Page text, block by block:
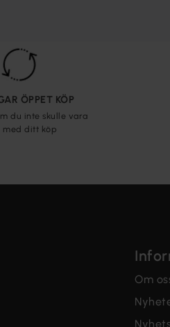
ÖPPET KÖP
du inte skulle vara
med ditt köp
Om